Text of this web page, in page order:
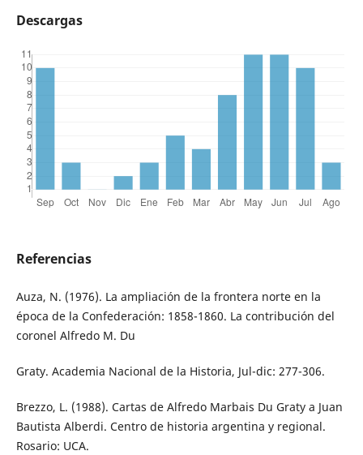
Descargas
Referencias
Auza, N. (1976). La ampliación de la frontera norte en la
época de la Confederación: 1858-1860. La contribución del
coronel Alfredo M. Du
Graty. Academia Nacional de la Historia, Jul-dic: 277-306.
Brezzo, L. (1988). Cartas de Alfredo Marbais Du Graty a Juan
Bautista Alberdi. Centro de historia argentina y regional.
Rosario: UCA.